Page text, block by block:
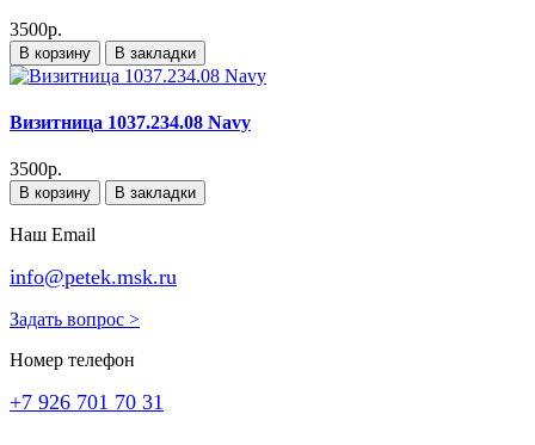
3500р.
В корзину В закладки
Визитница 1037.234.08 Navy
3500р.
В корзину В закладки
Наш Email
info@petek.msk.ru
Задать вопрос >
Номер телефон
+7 926 701 70 31